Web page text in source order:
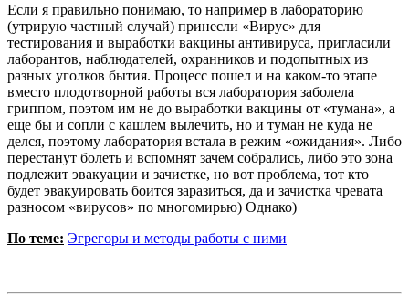
Если я правильно понимаю, то например в лабораторию
(утрирую частный случай) принесли «Вирус» для
тестирования и выработки вакцины антивируса, пригласили
лаборантов, наблюдателей, охранников и подопытных из
разных уголков бытия. Процесс пошел и на каком-то этапе
вместо плодотворной работы вся лаборатория заболела
гриппом, поэтом им не до выработки вакцины от «тумана», а
еще бы и сопли с кашлем вылечить, но и туман не куда не
делся, поэтому лаборатория встала в режим «ожидания». Либо
перестанут болеть и вспомнят зачем собрались, либо это зона
подлежит эвакуации и зачистке, но вот проблема, тот кто
будет эвакуировать боится заразиться, да и зачистка чревата
разносом «вирусов» по многомирью) Однако)
По теме: Эгрегоры и методы работы с ними